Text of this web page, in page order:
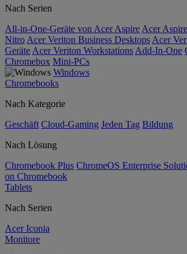
Nach Serien
All-in-One-Geräte von Acer Aspire Acer
Nitro Acer Veriton Business Desktops Acer
Geräte Acer Veriton Workstations Add-In-One
Chromebox Mini-PCs
Windows
Chromebooks
Nach Kategorie
Geschäft Cloud-Gaming Jeden Tag Bildung
Nach Lösung
Chromebook Plus ChromeOS Enterprise
on Chromebook
Tablets
Nach Serien
Acer Iconia
Monitore